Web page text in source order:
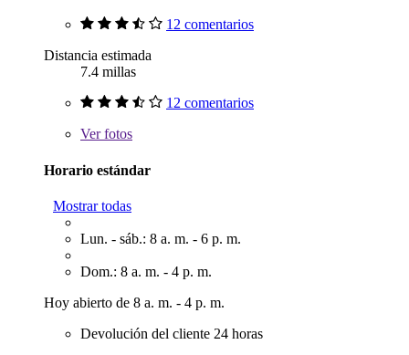
12 comentarios
Distancia estimada
7.4 millas
12 comentarios
Verfotos
Horario estándar
Mostrar todas
Lun. - sáb.: 8 a. m. - 6 p. m.
Dom.: 8 a. m. - 4 p. m.
Hoy abierto de 8 a. m. - 4 p. m.
Devolución del cliente 24 horas